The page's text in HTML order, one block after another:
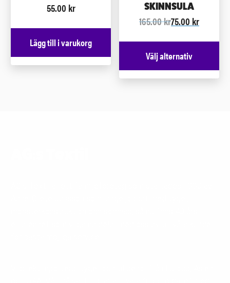
55.00 kr
Lägg till i varukorg
SKINNSULA
165.00kr75.00 kr
Välj alternativ